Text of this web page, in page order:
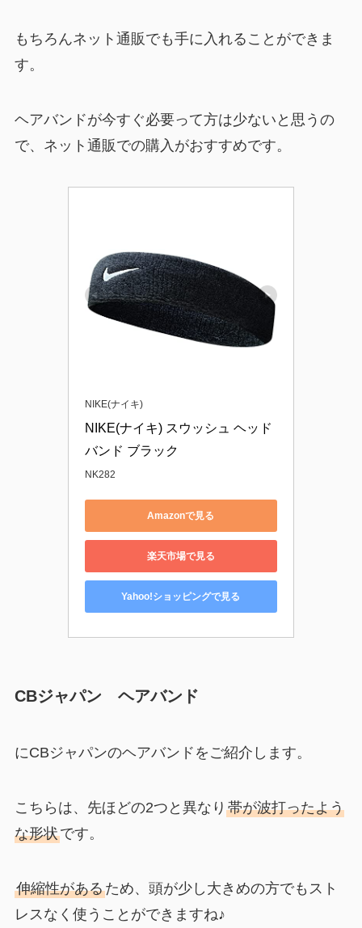
もちろんネット通販でも手に入れることができま
す。
ヘアバンドが今すぐ必要って方は少ないと思うの
で、ネット通販での購入がおすすめです。
NIKE(ナイキ)
NIKE(ナイキ) スウッシュ ヘッド
バンド ブラック
NK282
Amazonで見る
楽天市場で見る
Yahoo!ショッピングで見る
CBジャパン ヘアバンド
にCBジャパンのヘアバンドをご紹介します。
こちらは、先ほどの2つと異なり 帯が波打ったよう
な形状です。
伸縮性があるため、頭が少し大きめの方でもスト
レスなく使うことができますね♪